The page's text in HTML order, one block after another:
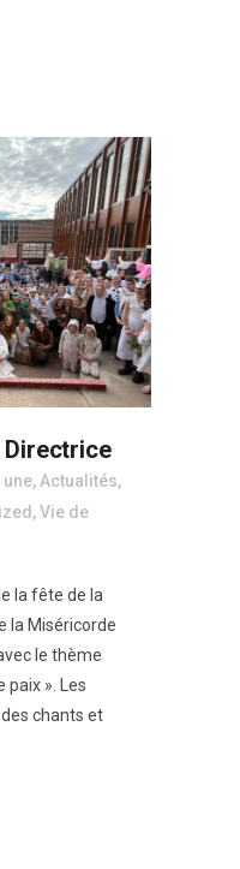
Directrice
une,Actualités,
,Vie de
la fête de la
la Miséricorde
le thème
paix ». Les
chants et